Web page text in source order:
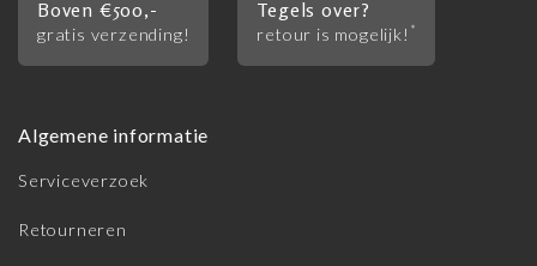
Boven €500,-
gratis verzending!
Tegels over?
retour is mogelijk! *
Algemene informatie
Serviceverzoek
Retourneren